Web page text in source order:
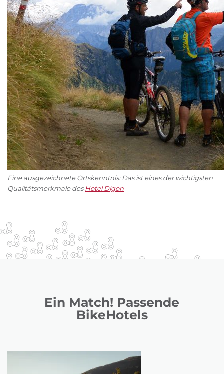
Eine ausgezeichnete Ortskenntnis: Das ist eines der wichtigsten
Qualitätsmerkmale desHotel Digon
Ein Match! Passende
BikeHotels